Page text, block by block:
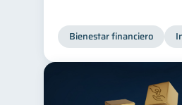
Bienestar financiero